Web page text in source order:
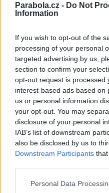
Parabola.cz - Do Not
Information
If you wish to opt-out of the
processing of your personal
targeted advertising by us,
section to confirm your
opt-out request is processed
interest-based ads based on
us or personal information
your opt-out. You may
disclosure of your personal
IAB’s list of downstream
also be disclosed by us to
Downstream Participants
Personal Data
Prima sport - co nabídne v prvním
vysílacím týdnu